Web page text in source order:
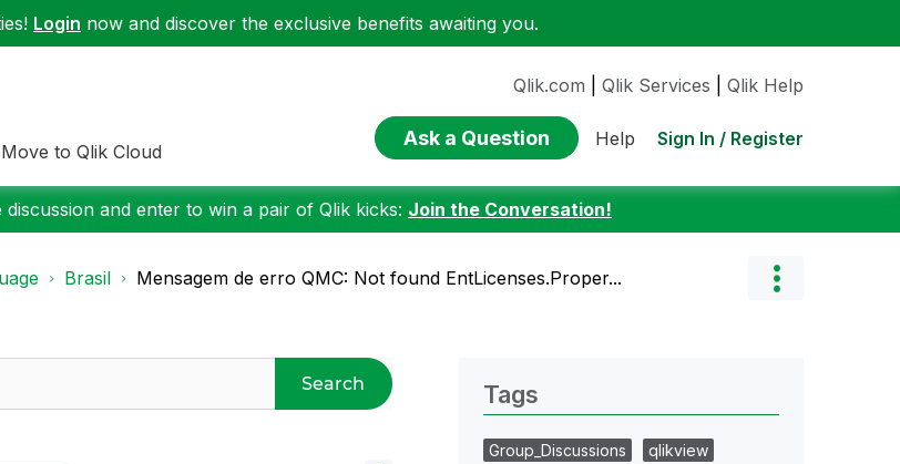
Login now and discover the exclusive benefits awaiting you.
Move to Qlik Cloud
Qlik.com Qlik Services Qlik Help
Ask a Question Help Sign In / Register
and enter to win a pair of Qlik kicks: Join the Conversation!
Brasil Mensagem de erro QMC: Not found EntLicenses.Proper...
Search Tags
Group_Discussions
qlikview